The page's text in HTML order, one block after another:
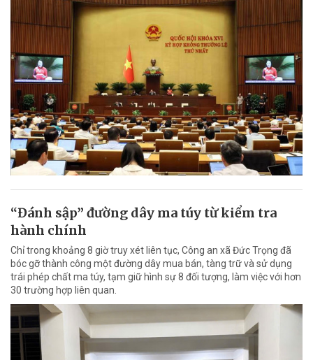
“Đánh sập” đường dây ma túy từ kiểm tra
hành chính
Chỉ trong khoảng 8 giờ truy xét liên tục, Công an xã Đức Trọng đã
bóc gỡ thành công một đường dây mua bán, tàng trữ và sử dụng
trái phép chất ma túy, tạm giữ hình sự 8 đối tượng, làm việc với hơn
30 trường hợp liên quan.